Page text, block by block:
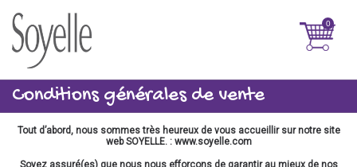
0
Conditions générales de vente
Tout d’abord, nous sommes très heureux de vous accueillir sur notre site
web SOYELLE. : www.soyelle.com
Soyez assuré(es) que nous nous efforçons de garantir au mieux de nos